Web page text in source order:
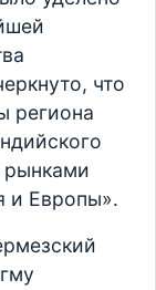
что
региона
и Европы».